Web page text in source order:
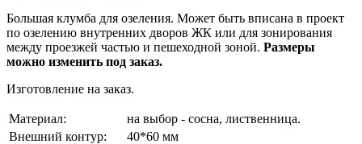
Большая клумба для озеления. Может быть вписана в проект
по озелению внутренних дворов ЖК или для зонирования
между проезжей частью и пешеходной зоной. Размеры
можно изменить под заказ.
Изготовление на заказ.
Материал:
на выбор - сосна, лиственница.
Внешний контур:
40*60 мм